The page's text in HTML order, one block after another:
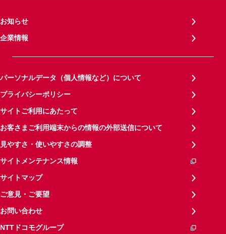
お知らせ
企業情報
パーソナルデータ（個人情報など）について
プライバシーポリシー
サイトご利用にあたって
お客さまご利用端末からの情報の外部送信について
見やすさ・使いやすさの調整
サイトメンテナンス情報
サイトマップ
ご意見・ご要望
お問い合わせ
NTTドコモグループ